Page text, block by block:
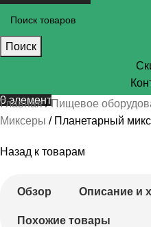
Поиск
0элемент
Главная Пищевое
Миксеры
Планетарный
Назад к товарам
Обзор Описание и
Похожие товары